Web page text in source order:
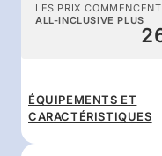
LES PRIX
ALL-INCLUSIVE PLUS
ÉQUIPEMENTS ET
CARACTÉRISTIQUES